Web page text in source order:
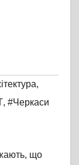
,
, #Черкаси
що